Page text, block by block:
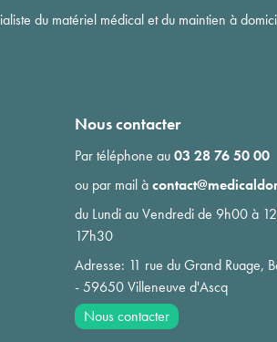
du matériel médical et du maintien à
Nous contacter
Par téléphone au03 28 76 50 00
ou par mail à
du Lundi au Vendredi de 9h00 à
17h30
Adresse: 11 rue du Grand Ruage,
- 59650 Villeneuve d'Ascq
Nous contacter